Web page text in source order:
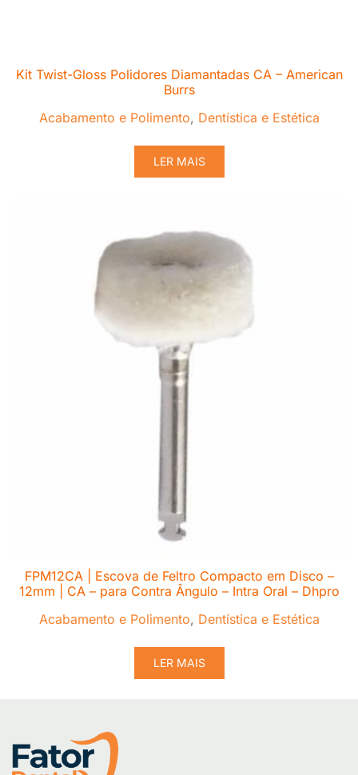
Kit Twist-Gloss Polidores Diamantadas CA – American
Burrs
Acabamento e Polimento, Dentística e Estética
LER MAIS
FPM12CA | Escova de Feltro Compacto em Disco –
12mm | CA – para Contra Ângulo – Intra Oral – Dhpro
Acabamento e Polimento, Dentística e Estética
LER MAIS